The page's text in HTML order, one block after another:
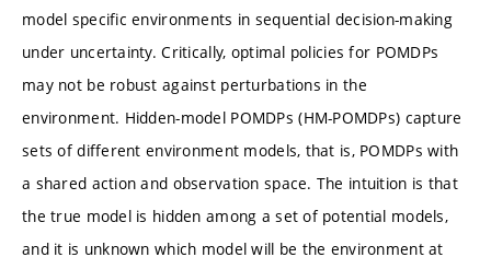
model specific environments in sequential decision-making
under uncertainty. Critically, optimal policies for POMDPs
may not be robust against perturbations in the
environment. Hidden-model POMDPs (HM-POMDPs) capture
sets of different environment models, that is, POMDPs with
a shared action and observation space. The intuition is that
the true model is hidden among a set of potential models,
and it is unknown which model will be the environment at